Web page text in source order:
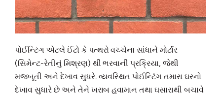
પોઈન્ટિંગ એટલે ઈંટો કે પત્થરો વચ્ચેના સાંધાને મોર્ટાર
(સિમેન્ટ-રેતીનું મિશ્રણ) થી ભરવાની પ્રક્રિયા, જેથી
મજબૂતી અને દેખાવ સુધરે. વ્યવસ્થિત પોઈન્ટિંગ તમારા ઘરનો
દેખાવ સુધારે છે અને તેને ખરાબ હવામાન તથા ઘસારાથી બચાવે